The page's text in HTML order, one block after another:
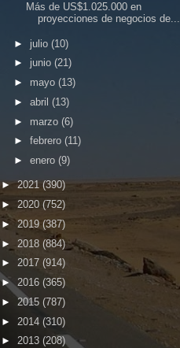
Más de US$1.025.000 en
proyecciones de negocios de...
► julio (10)
► junio (21)
► mayo (13)
► abril (13)
► marzo (6)
► febrero (11)
► enero (9)
►2021(390)
► 2020 (752)
► 2019 (387)
► 2018 (884)
► 2017 (914)
► 2016 (365)
► 2015 (787)
► 2014 (310)
► 2013 (208)